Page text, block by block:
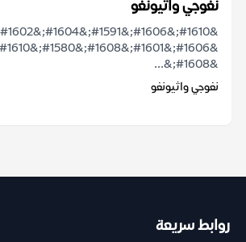
نغوجي واثيونغو
&#1608;&...
نغوجي واثيونغو
روابط سريعة